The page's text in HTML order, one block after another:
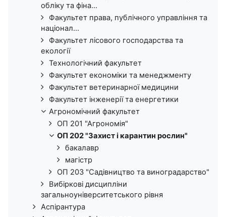
обліку та фіна...
Факультет права, публічного управління та
націонал...
Факультет лісового господарства та
екології
Технологічний факультет
Факультет економіки та менеджменту
Факультет ветеринарної медицини
Факультет інженерії та енергетики
Агрономічний факультет
ОП 201 "Агрономія"
ОП 202 "Захист і карантин рослин"
бакалавр
магістр
ОП 203 "Садівництво та виноградарство"
Вибіркові дисципліни
загальноуніверситетського рівня
Аспірантура